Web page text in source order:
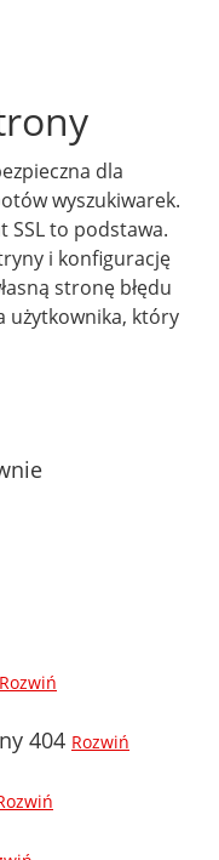
dla
wyszukiwarek.
SSL to podstawa.
i konfigurację
stronę błędu
użytkownika, który
Rozwiń
404 Rozwiń